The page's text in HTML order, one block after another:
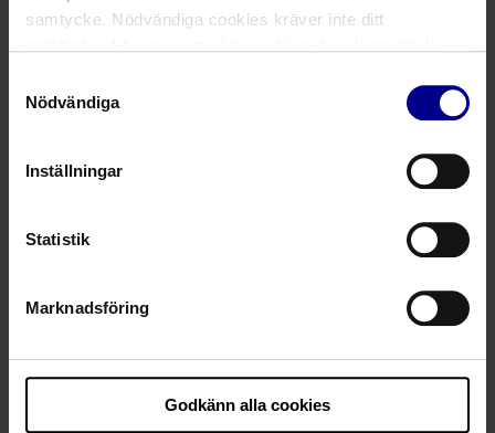
samtycke. Nödvändiga cookies kräver inte ditt
Cookiepolicy
Nödvändiga
Inställningar
Statistik
Marknadsföring
Godkänn alla cookies
Finns det något annat som vi behöver känna till?